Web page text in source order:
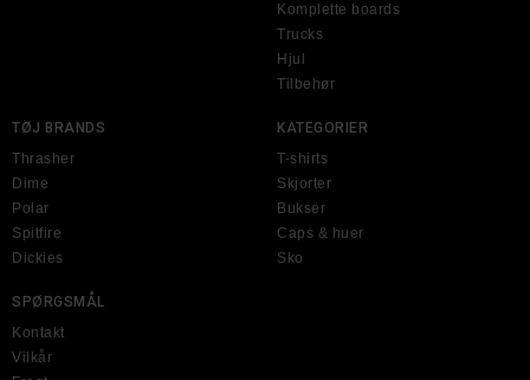
Komplette boards
Trucks
Hjul
Tilbehør
TØJ BRANDS
Thrasher
Dime
Polar
Spitfire
Dickies
KATEGORIER
T-shirts
Skjorter
Bukser
Caps & huer
Sko
SPØRGSMÅL
Kontakt
Vilkår